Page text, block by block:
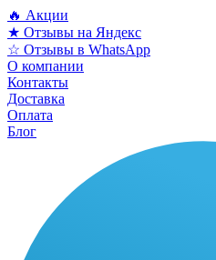
🔥 Акции
★ Отзывы на Яндекс
☆ Отзывы в WhatsApp
О компании
Контакты
Доставка
Оплата
Блог